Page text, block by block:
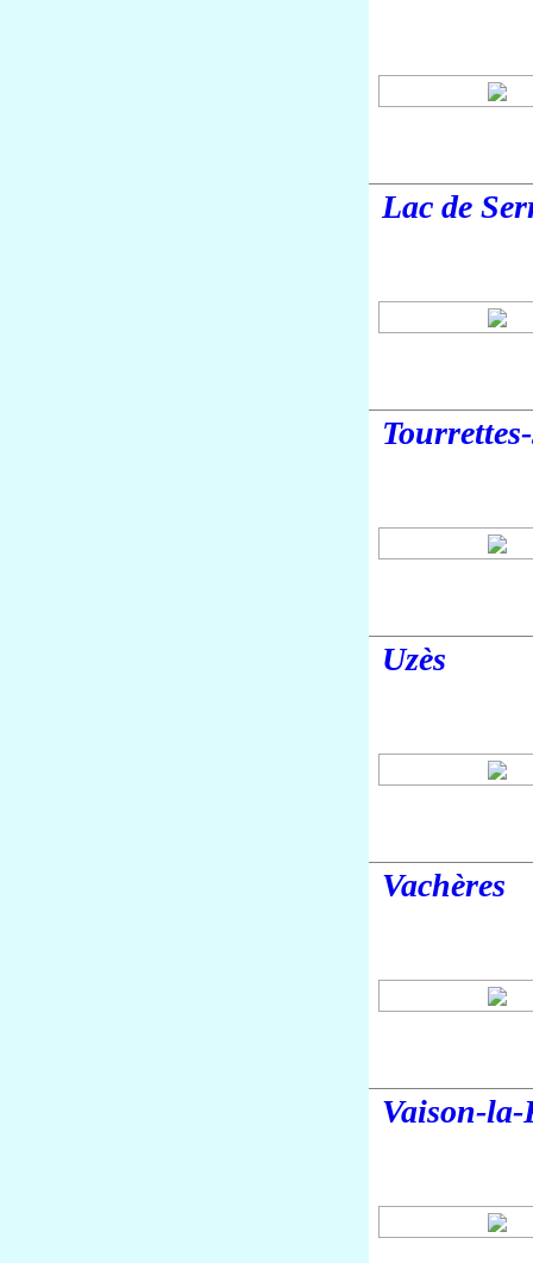
Lac de
Uzès
Vachères
Vaison-la-